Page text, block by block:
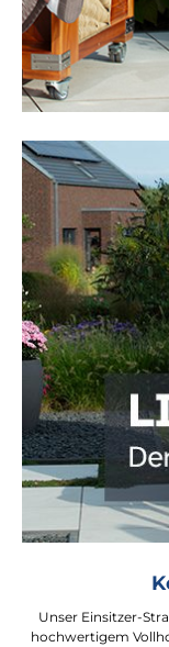
Unser Einsitzer-
hochwertigem